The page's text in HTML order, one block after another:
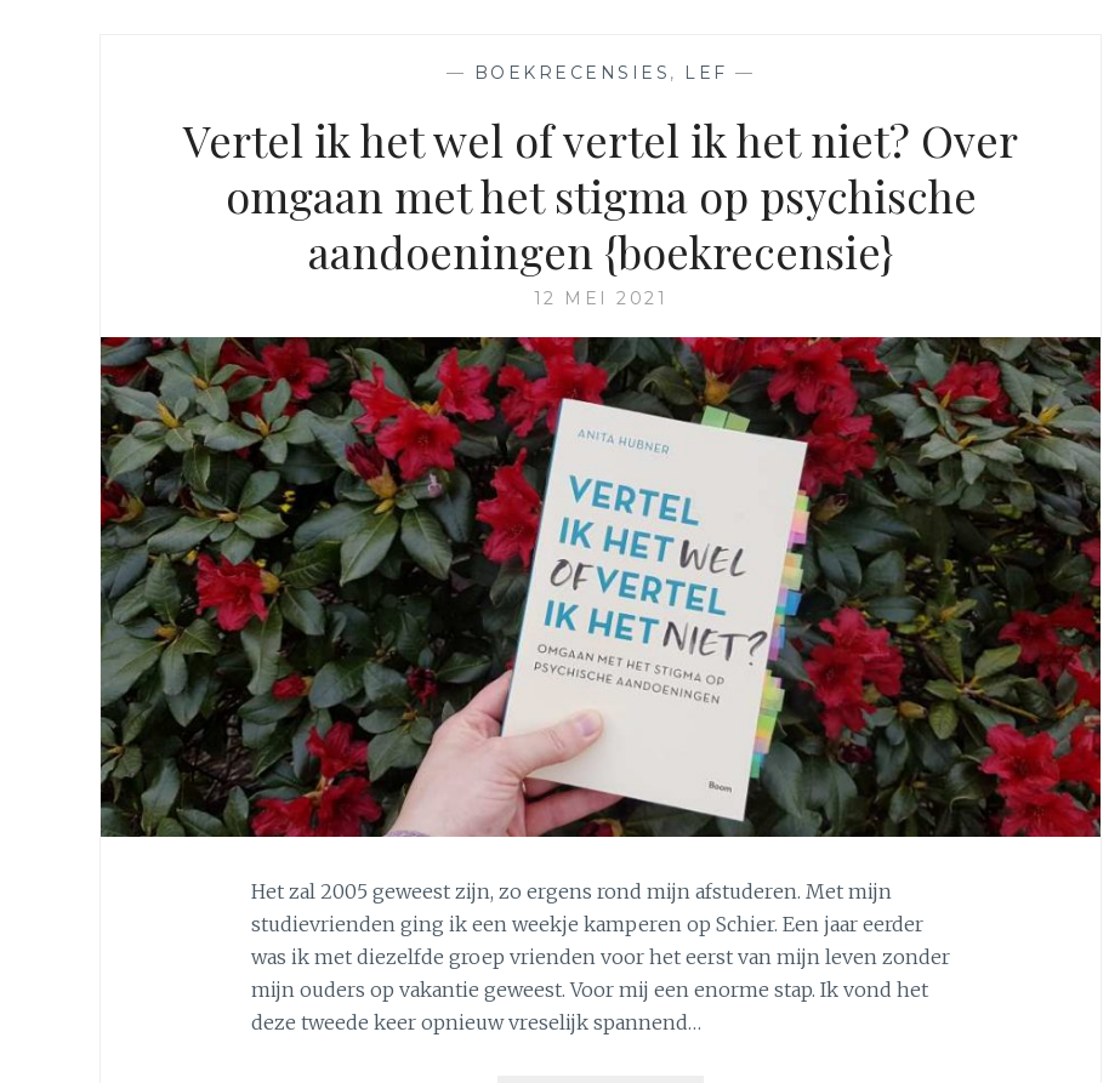
— BOEKRECENSIES , LEF —
Vertel ik het wel of vertel ik het niet? Over
omgaan met het stigma op psychische
aandoeningen {boekrecensie}
12 MEI 2021
Het zal 2005 geweest zijn, zo ergens rond mijn afstuderen. Met mijn
studievrienden ging ik een weekje kamperen op Schier. Een jaar eerder
was ik met diezelfde groep vrienden voor het eerst van mijn leven zonder
mijn ouders op vakantie geweest. Voor mij een enorme stap. Ik vond het
deze tweede keer opnieuw vreselijk spannend…